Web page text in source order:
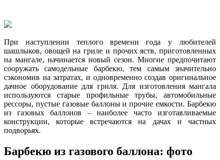
При наступлении теплого времени года у любителей
шашлыков, овощей на гриле и прочих яств, приготовленных
на мангале, начинается новый сезон. Многие предпочитают
сооружать самодельные барбекю, тем самым значительно
сэкономив на затратах, и одновременно создав оригинальное
дачное оборудование для гриля. Для изготовления мангала
используются старые профильные трубы, автомобильные
рессоры, пустые газовые баллоны и прочие емкости. Барбекю
из газовых баллонов – наиболее часто изготавливаемые
конструкции, которые встречаются на дачах и частных
подворьях.
Барбекю из газового баллона: фото